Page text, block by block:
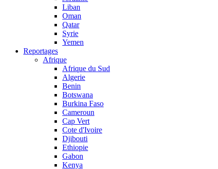
Liban
Oman
Qatar
Syrie
Yemen
Reportages
Afrique
Afrique du Sud
Algerie
Benin
Botswana
Burkina Faso
Cameroun
Cap Vert
Cote d'Ivoire
Djibouti
Ethiopie
Gabon
Kenya